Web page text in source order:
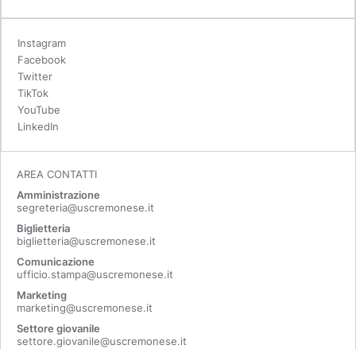
Instagram
Facebook
Twitter
TikTok
YouTube
LinkedIn
AREA CONTATTI
Amministrazione
segreteria@uscremonese.it
Biglietteria
biglietteria@uscremonese.it
Comunicazione
ufficio.stampa@uscremonese.it
Marketing
marketing@uscremonese.it
Settore giovanile
settore.giovanile@uscremonese.it